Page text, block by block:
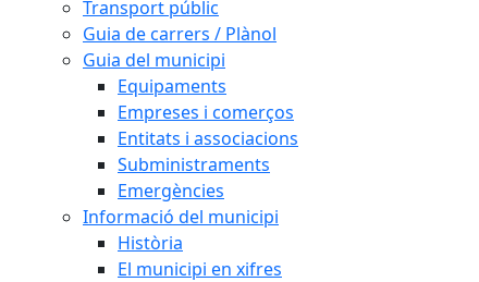
Transport públic
Guia de carrers / Plànol
Guia del municipi
Equipaments
Empreses i comerços
Entitats i associacions
Subministraments
Emergències
Informació del municipi
Història
El municipi en xifres